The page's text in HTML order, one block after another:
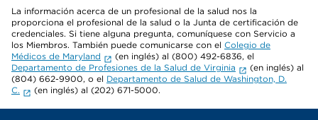
La información acerca de un profesional de la salud nos la
proporciona el profesional de la salud o la Junta de certificación de
credenciales. Si tiene alguna pregunta, comuníquese con Servicio a
los Miembros. También puede comunicarse con el Colegio de
Médicos de Maryland
(en inglés) al (800) 492-6836, el
Departamento de Profesiones de la Salud de Virginia
(en inglés) al
(804) 662-9900, o el Departamento de Salud de Washington, D.
C.
(en inglés) al (202) 671-5000.